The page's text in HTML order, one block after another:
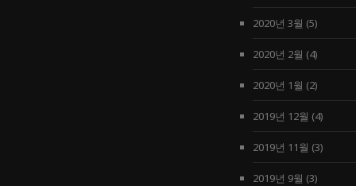
2020년 3월 (5)
2020년 2월 (4)
2020년 1월 (2)
2019년 12월 (4)
2019년 11월 (3)
2019년 9월 (3)